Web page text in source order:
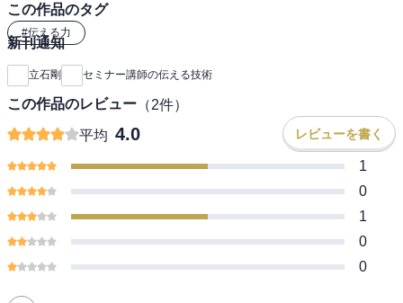
では、何を変えなければいけないのか? それは伝え方です。伝え方を
少し変えるだけで、受講生が成果を出せるようになるため、満足度
が飛躍的に高まり、あなたは稼げる講師になることができるので
す。
セミナー講師という仕事は、たんに自分の持つノウハウを教えるこ
とだけではありません。受講生に自身の伝えたノウハウを実践して
もらい、成果を出してもらうことです。
そのために大切なのが「受講生が成果を出せる伝え方」なのです。
これを身につけることができれば、どんな人でも講師として稼ぎ続
けることができます。
本書では、講師初心者や未経験者を含む1400人以上の人にセミナー
の第一人者である著者が、講師の生命線とも言える「伝え方」に関
するさまざまなノウハウを解説します。
この作品のタグ
#伝える力
新刊通知
立石剛 セミナー講師の伝える技術
この作品のレビュー （2件）
平均 4.0 レビューを書く
1
0
1
0
0